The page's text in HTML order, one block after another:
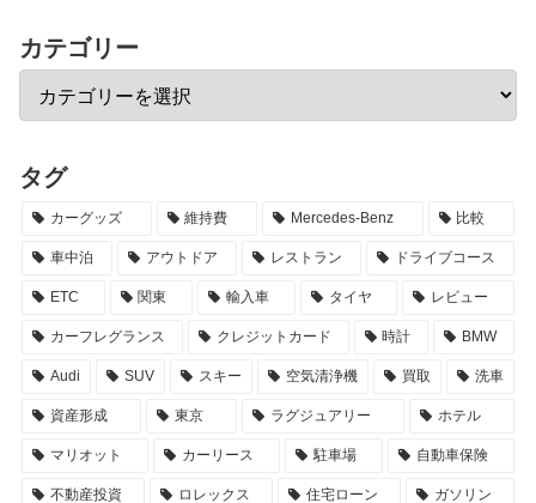
カテゴリー
タグ
カーグッズ 維持費 Mercedes-Benz 比較
車中泊 アウトドア レストラン ドライブコース
ETC 関東 輸入車 タイヤ レビュー
カーフレグランス クレジットカード 時計 BMW
Audi SUV スキー 空気清浄機 買取 洗車
資産形成 東京 ラグジュアリー ホテル
マリオット カーリース 駐車場 自動車保険
不動産投資 ロレックス 住宅ローン ガソリン